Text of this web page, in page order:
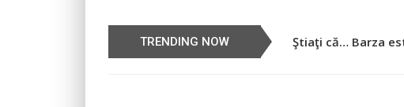
TRENDING NOW Ştiaţi că… Barza
Știați că… Roşiile